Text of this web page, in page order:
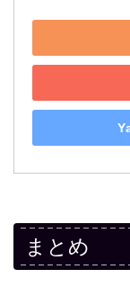
まとめ